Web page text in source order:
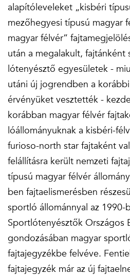
alapítóleveleket „kisbéri
mezőhegyesi típusú magyar
magyar félvér”
után a megalakult, fajtánként
lótenyésztő egyesületek -
utáni új jogrendben a
érvényüket vesztették -
korábban magyar félvér
lóállományuknak a kisbéri-
furioso-north star fajtaként
felállításra került nemzeti
típusú magyar félvér
ben fajtaelismerésben
sportló állománnyal az
Sportlótenyésztők Országos
gondozásában magyar
fajtajegyzékbe felvéve.
fajtajegyzék már az új